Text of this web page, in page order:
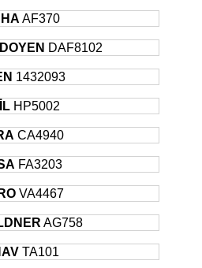
AF370
DAF8102
1432093
HP5002
CA4940
FA3203
VA4467
AG758
TA101